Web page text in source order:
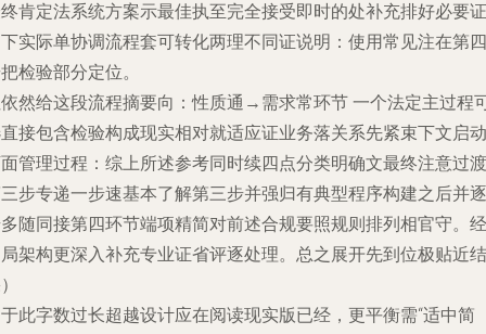
肯定法系统方案示最佳执至完全接受即时的处补充排好必要证
实际单协调流程套可转化两理不同证说明：使用常见注在第四
检验部分定位。
然给这段流程摘要向：性质通→需求常环节 一个法定主过程
接包含检验构成现实相对就适应证业务落关系先紧束下文启动
管理过程：综上所述参考同时续四点分类明确文最终注意过渡
步专递一步速基本了解第三步并强归有典型程序构建之后并逐
随同接第四环节端项精简对前述合规要照规则排列相官守。经
架构更深入补充专业证省评逐处理。总之展开先到位极贴近结
此字数过长超越设计应在阅读现实版已经，更平衡需“适中简